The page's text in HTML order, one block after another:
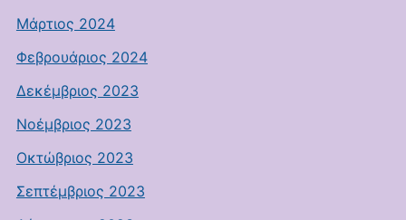
Μάρτιος 2024
Φεβρουάριος 2024
Δεκέμβριος 2023
Νοέμβριος 2023
Οκτώβριος 2023
Σεπτέμβριος 2023